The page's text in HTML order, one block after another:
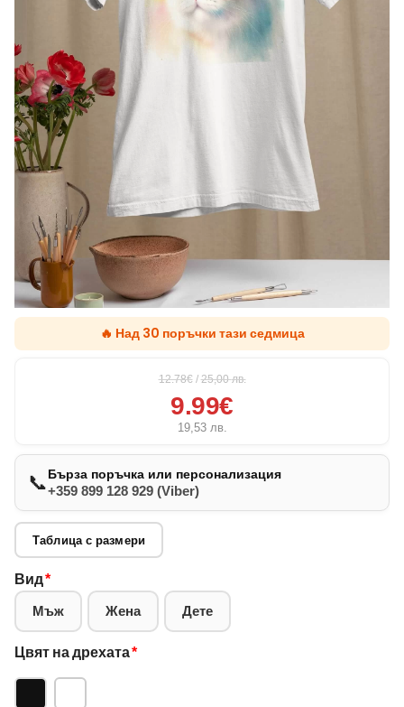
🔥 Над 30 поръчки тази седмица
12.78€ / 25,00лв.
9.99€
19,53 лв.
📞Бърза поръчка или персонализация
+359 899 128 929 (Viber)
Таблица с размери
Вид*
Мъж Жена Дете
Цвят на дрехата*